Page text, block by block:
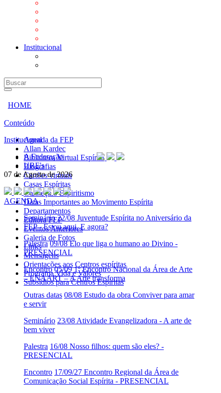
Institucional
HOME
Conteúdo
Agenda da FEP
Allan Kardec
Biblioteca Virtual Espírita
Biografias
Cartões virtuais
Casas Espíritas
Conheça o Espiritismo
Datas Importantes ao Movimento Espírita
Departamentos
Editora FEP
Eventos Anteriores
Galeria de Fotos
Links
Mensagens
Orientações aos Centros espíritas
Programa Vida e Valores
Subsídios para Centros Espíritas
Institucional
A Federação
URE's
07 de Agosto de 2026
AGENDA
Seminário 22/08 Juventude Espírita no Aniversário da
FEP - Estou aqui. E agora?
Palestra 09/08 Elo que liga o humano ao Divino -
PRESENCIAL
Encontro 05/09 1º Encontro Nacional da Área de Arte
– ENAART – A Arte transforma
Outras datas 08/08 Estudo da obra Conviver para amar
e servir
Seminário 23/08 Atividade Evangelizadora - A arte de
bem viver
Palestra 16/08 Nosso filhos: quem são eles? -
PRESENCIAL
Encontro 17/09/27 Encontro Regional da Área de
Comunicação Social Espírita - PRESENCIAL